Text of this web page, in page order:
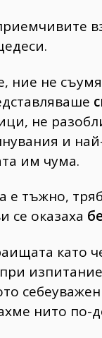
ние не
не
и
им чума.
е тъжно,
се оказаха
като
нито